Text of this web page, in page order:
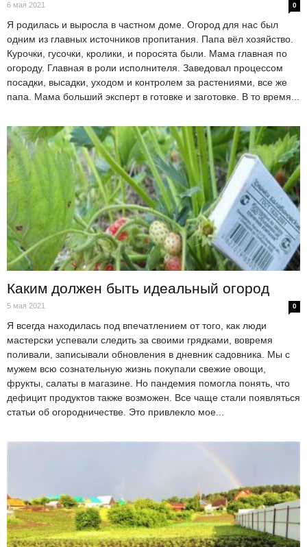
6 мая 2021 0
Я родилась и выросла в частном доме. Огород для нас был
одним из главных источников пропитания. Папа вёл хозяйство.
Курочки, гусочки, кролики, и поросята были. Мама главная по
огороду. Главная в роли исполнителя. Заведовал процессом
посадки, высадки, уходом и контролем за растениями, все же
папа. Мама больший эксперт в готовке и заготовке. В то время...
Каким должен быть идеальный огород
5 мая 2021 0
Я всегда находилась под впечатлением от того, как люди
мастерски успевали следить за своими грядками, вовремя
поливали, записывали обновления в дневник садовника. Мы с
мужем всю сознательную жизнь покупали свежие овощи,
фрукты, салаты в магазине. Но пандемия помогла понять, что
дефицит продуктов также возможен. Все чаще стали появляться
статьи об огородничестве. Это привлекло мое...